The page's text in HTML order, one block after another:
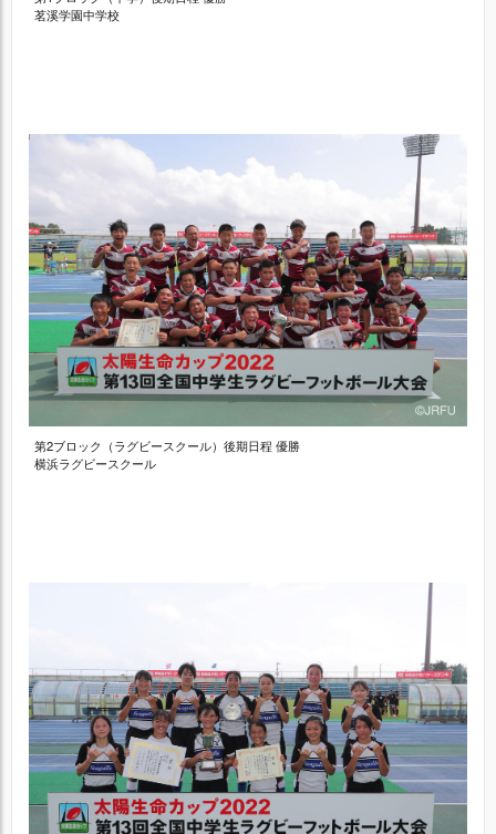
茗溪学園中学校
第2ブロック（ラグビースクール）後期日程 優勝
横浜ラグビースクール